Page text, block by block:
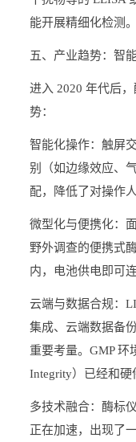
能开展精细化检测。
五、产业趋势：智
进入 2020 年代后
势：
智能化操作：触屏
别（如边缘效应、
配，降低了对操作
微型化与便携化：
野外调查的便携式
内，电池供电即可
云端与数据合规：
集成、云端数据备
重要考量。GMP 环
Integrity）已经和硬
多技术融合：酶标
正在加速，出现了